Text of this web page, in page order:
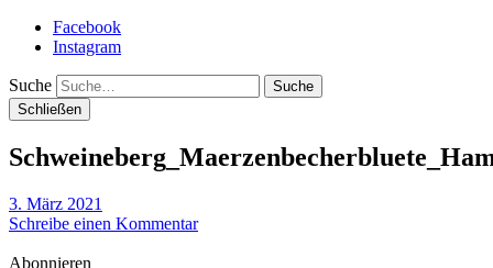
Facebook
Instagram
Suche
Schließen
3. März 2021
Schreibe einen Kommentar
Abonnieren